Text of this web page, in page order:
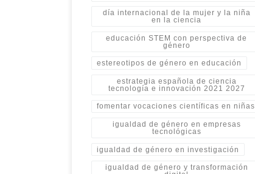
día internacional de la mujer y la niña
en la ciencia
educación STEM con perspectiva de
género
estereotipos de género en educación
estrategia española de ciencia
tecnología e innovación 2021 2027
fomentar vocaciones científicas en niñas
igualdad de género en empresas
tecnológicas
igualdad de género en investigación
igualdad de género y transformación